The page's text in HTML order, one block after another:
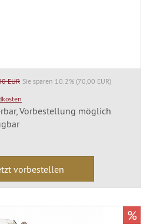
EUR Sie sparen 10.2% (70,00 EUR)
Vorbestellung möglich
vorbestellen
%